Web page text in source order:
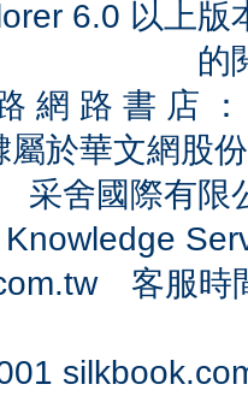
6.0 以上
的
網 路 書 店
屬於華文網股
采舍國際有
Knowledge
客服時